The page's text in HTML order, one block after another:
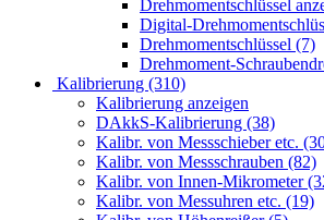
Drehmomentschlüssel
Digital-
Drehmomentschlüssel (7)
Drehmoment-
Kalibrierung (310)
Kalibrierung anzeigen
DAkkS-Kalibrierung (38)
Kalibr. von Messschieber etc.
Kalibr. von Messschrauben (82)
Kalibr. von Innen-Mikrometer
Kalibr. von Messuhren etc. (19)